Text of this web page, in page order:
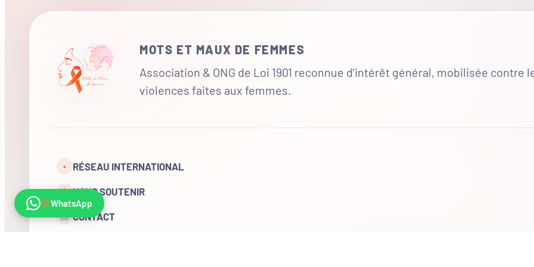
MOTS ET MAUX DE FEMMES
Association & ONG de Loi 1901 reconnue d'intérêt général, mobilisée contre
violences faites aux femmes.
• RÉSEAU INTERNATIONAL
NOUS SOUTENIR
CONTACT
WhatsApp